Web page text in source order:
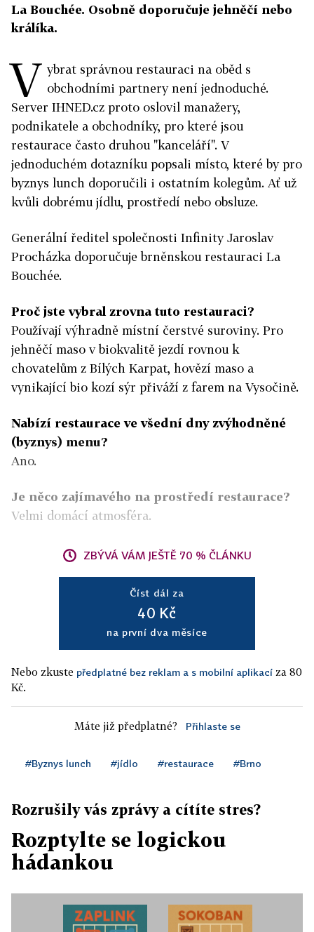
La Bouchée. Osobně doporučuje jehněčí nebo
králíka.
V ybrat správnou restauraci na oběd s
obchodními partnery není jednoduché.
Server IHNED.cz proto oslovil manažery,
podnikatele a obchodníky, pro které jsou
restaurace často druhou "kanceláří". V
jednoduchém dotazníku popsali místo, které by pro
byznys lunch doporučili i ostatním kolegům. Ať už
kvůli dobrému jídlu, prostředí nebo obsluze.
Generální ředitel společnosti Infinity Jaroslav
Procházka doporučuje brněnskou restauraci La
Bouchée.
Proč jste vybral zrovna tuto restauraci?
Používají výhradně místní čerstvé suroviny. Pro
jehněčí maso v biokvalitě jezdí rovnou k
chovatelům z Bílých Karpat, hovězí maso a
vynikající bio kozí sýr přiváží z farem na Vysočině.
Nabízí restaurace ve všední dny zvýhodněné
(byznys) menu?
Ano.
Je něco zajímavého na prostředí restaurace?
Velmi domácí atmosféra.
ZBÝVÁ VÁM JEŠTĚ 70 % ČLÁNKU
Číst dál za
40 Kč
na první dva měsíce
Nebo zkuste předplatné bez reklam a s mobilní aplikací za 80
Kč.
Máte již předplatné? Přihlaste se
#Byznys lunch #jídlo #restaurace #Brno
Rozrušily vás zprávy a cítíte stres?
Rozptylte se logickou
hádankou